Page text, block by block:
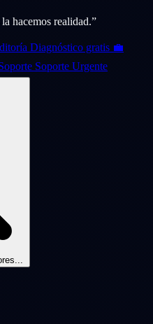
hacemos realidad.”
Diagnóstico gratis 💼
Soporte Urgente